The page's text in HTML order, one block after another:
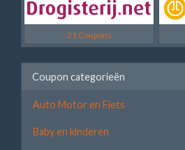
21 Coupons
Coupon categorieën
Auto Motor en Fiets
Baby en kinderen